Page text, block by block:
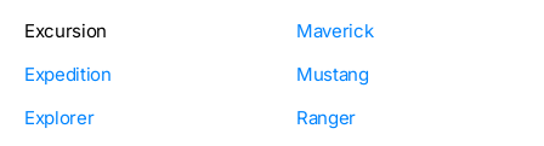
Excursion
Expedition
Explorer
Maverick
Mustang
Ranger